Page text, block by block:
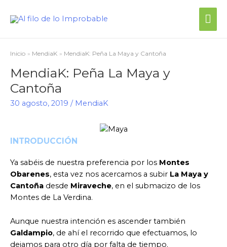
Inicio MendiaK MendiaK: Peña La Maya y Cantoña
MendiaK: Peña La Maya y
Cantoña
30 agosto, 2019 / MendiaK
INTRODUCCIÓN
Ya sabéis de nuestra preferencia por los Montes
Obarenes, esta vez nos acercamos a subir La Maya y
Cantoña desde Miraveche, en el submacizo de los
Montes de La Verdina.
Aunque nuestra intención es ascender también
Galdampio, de ahí el recorrido que efectuamos, lo
dejamos para otro día por falta de tiempo.